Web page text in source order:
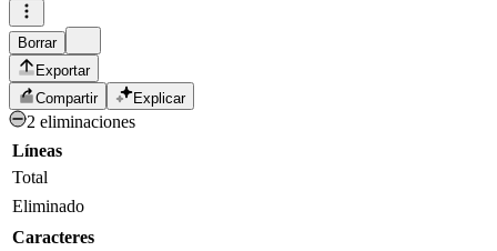
Borrar
Exportar
Compartir
Explicar
2 eliminaciones
Líneas
Total
Eliminado
Caracteres